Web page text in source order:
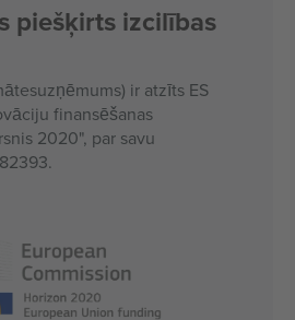
piešķirts izcilības
ir atzīts ES
finansēšanas
2020", par savu